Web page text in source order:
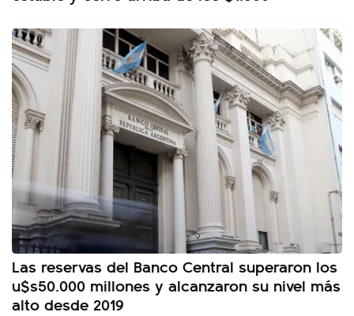
Las reservas del Banco Central superaron los
u$s50.000 millones y alcanzaron su nivel más
alto desde 2019